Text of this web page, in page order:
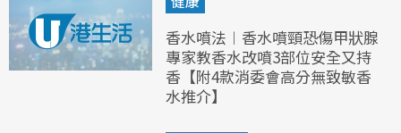
香水噴法︱香水噴頸恐傷甲狀腺
專家教香水改噴3部位安全又持
香【附4款消委會高分無致敏香
水推介】